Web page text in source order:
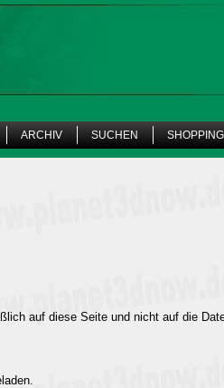
ARCHIV SUCHEN SHOPPING
auf diese Seite und nicht auf die